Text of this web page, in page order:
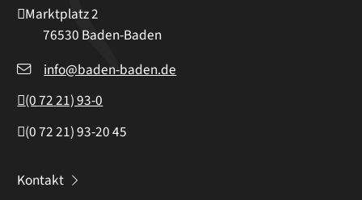
Marktplatz 2
76530 Baden-Baden
info@baden-baden.de
(07221) 93-0
(07221) 93-2045
Kontakt